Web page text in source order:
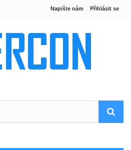
Přihlásit se
Napište nám